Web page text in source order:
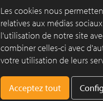
mal à y
lieu de
Lire plus
Une
terre
Les
Les cookies nous
relatives aux médias
l'utilisation de notre site
combiner celles-ci avec
votre utilisation de leurs